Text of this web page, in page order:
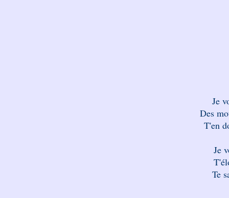
Je
Des
T'en
Je
Te